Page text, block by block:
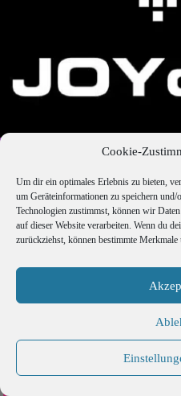
Cookie-
Um dir ein optimales Erlebnis zu bieten,
um Geräteinformationen zu speichern
Technologien zustimmst, können wir
auf dieser Website verarbeiten. Wenn du
zurückziehst, können bestimmte